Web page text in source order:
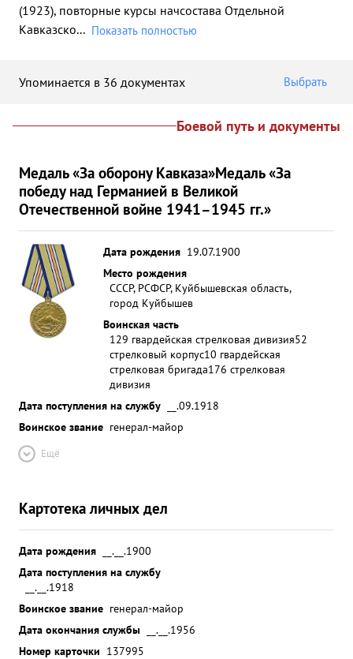
(1923), повторные курсы начсостава Отдельной
Кавказско... Показать полностью
Упоминается в 36 документах Выбрать
Боевой путь и документы
Медаль «За оборону Кавказа»Медаль «За
победу над Германией в Великой
Отечественной войне 1941–1945 гг.»
Дата рождения 19.07.1900
Место рождения
СССР, РСФСР, Куйбышевская область,
город Куйбышев
Воинская часть
129 гвардейская стрелковая дивизия52
стрелковый корпус10 гвардейская
стрелковая бригада176 стрелковая
дивизия
Дата поступления на службу
__.09.1918
Воинское звание генерал-майор
Ещё
Картотека личных дел
Дата рождения
__.__.1900
Дата поступления на службу
__.__.1918
Воинское звание генерал-майор
Дата окончания службы
__.__.1956
Номер карточки 137995